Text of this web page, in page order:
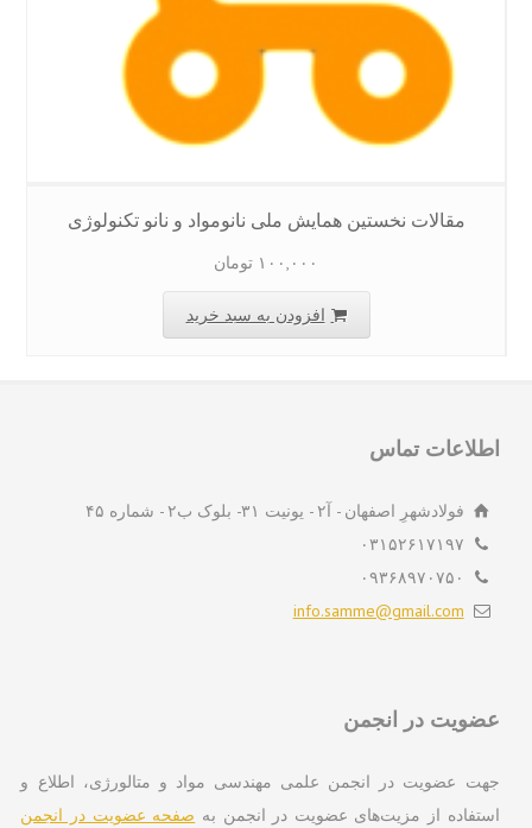
مقالات نخستین همایش ملی نانومواد و نانو تکنولوژی
۱۰۰,۰۰۰ تومان
افزودن به سبد خرید
تماس
فولادشهرِ اصفهان - آ۲ - یونیت ۳۱- بلوک ب۲ - شماره ۴۵
۰۳۱۵۲۶۱۷۱۹۷
۰۹۳۶۸۹۷۰۷۵۰
info.samme@gmail.com
در انجمن
عضویت در انجمن علمی مهندسی مواد و متالورژی، اطلاع و
از مزیت‌های عضویت در انجمن بهصفحه عضویت در انجمن